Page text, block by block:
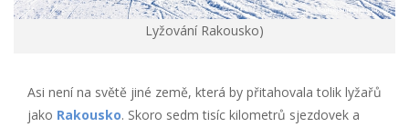
Lyžování Rakousko)
Asi není na světě jiné země, která by přitahovala tolik lyžařů
jako Rakousko. Skoro sedm tisíc kilometrů sjezdovek a